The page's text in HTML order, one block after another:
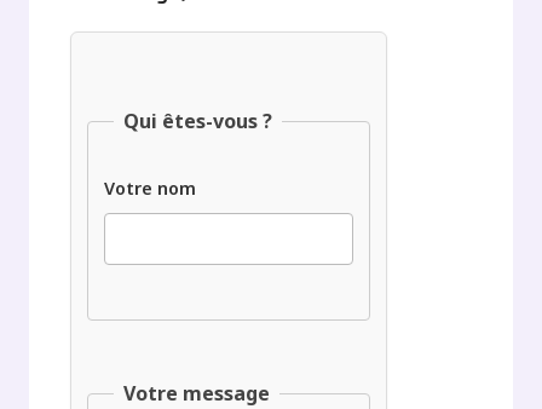
Qui êtes-vous ?
Votre nom
Votre message